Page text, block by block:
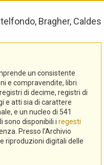
Bragher, Caldes
un consistente
e compravendite, libri
di decime, registri di
e atti sia di carattere
e un nucleo di 541
sono disponibili i regesti
Presso l’Archivio
riproduzioni digitali delle